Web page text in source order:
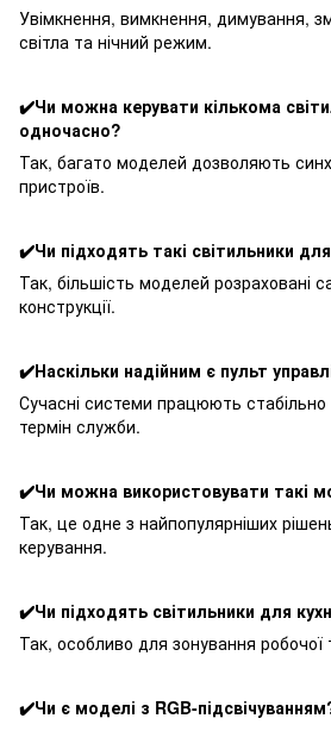
Увімкнення, вимкнення, димування,
світла та нічний режим.
✔️Чи можна керувати кількома
одночасно?
Так, багато моделей дозволяють
пристроїв.
✔️Чи підходять такі світильники
Так, більшість моделей розраховані
конструкції.
✔️Наскільки надійним є пульт
Сучасні системи працюють
термін служби.
✔️Чи можна використовувати такі
Так, це одне з найпопулярніших
керування.
✔️Чи підходять світильники для
Так, особливо для зонування робочої
✔️Чи є моделі з RGB-